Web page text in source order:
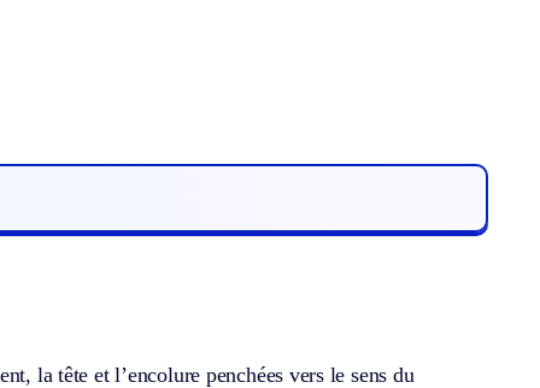
la tête et l’encolure penchées vers le sens du